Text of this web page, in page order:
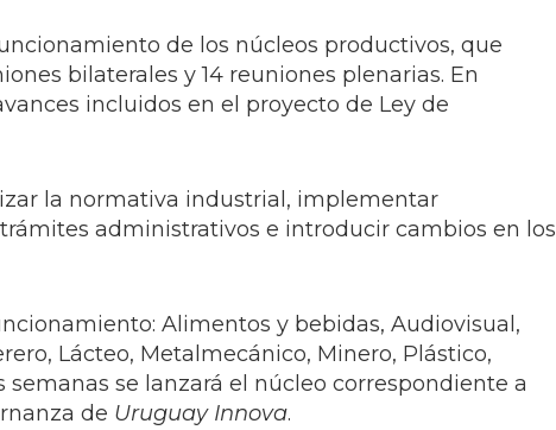
de los núcleos productivos, que
bilaterales y 14 reuniones plenarias. En
incluidos en el proyecto de Ley de
la normativa industrial, implementar
administrativos e introducir cambios en los
Alimentos y bebidas, Audiovisual,
Lácteo, Metalmecánico, Minero, Plástico,
se lanzará el núcleo correspondiente a
de Uruguay Innova.